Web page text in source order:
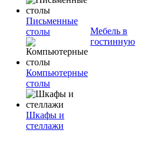
Письменные
столы
Компьютерные
столы
Шкафы и
стеллажи
Мебель в
гостинную